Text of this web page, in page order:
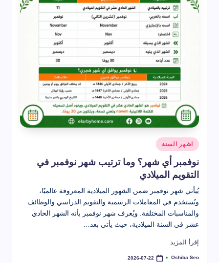
نُشر
في
اشهر السنة
نوفمبر أي شهر؟ وما ترتيب شهر نوفمبر في
التقويم الميلادي
يُيأتي شهر نوفمبر ضمن الشهور الميلادية المعروفة عالميًا،
ويُستخدم في المعاملات الرسمية والتقويم الدراسي والوظائف
والمناسبات المختلفة. ويُعرف شهر نوفمبر بأنه الشهر الحادي
عشر في السنة الميلادية، حيث يأتي بعد…
إقرأ المزيد
تمّ
Oshiba Seo
2026-07-22